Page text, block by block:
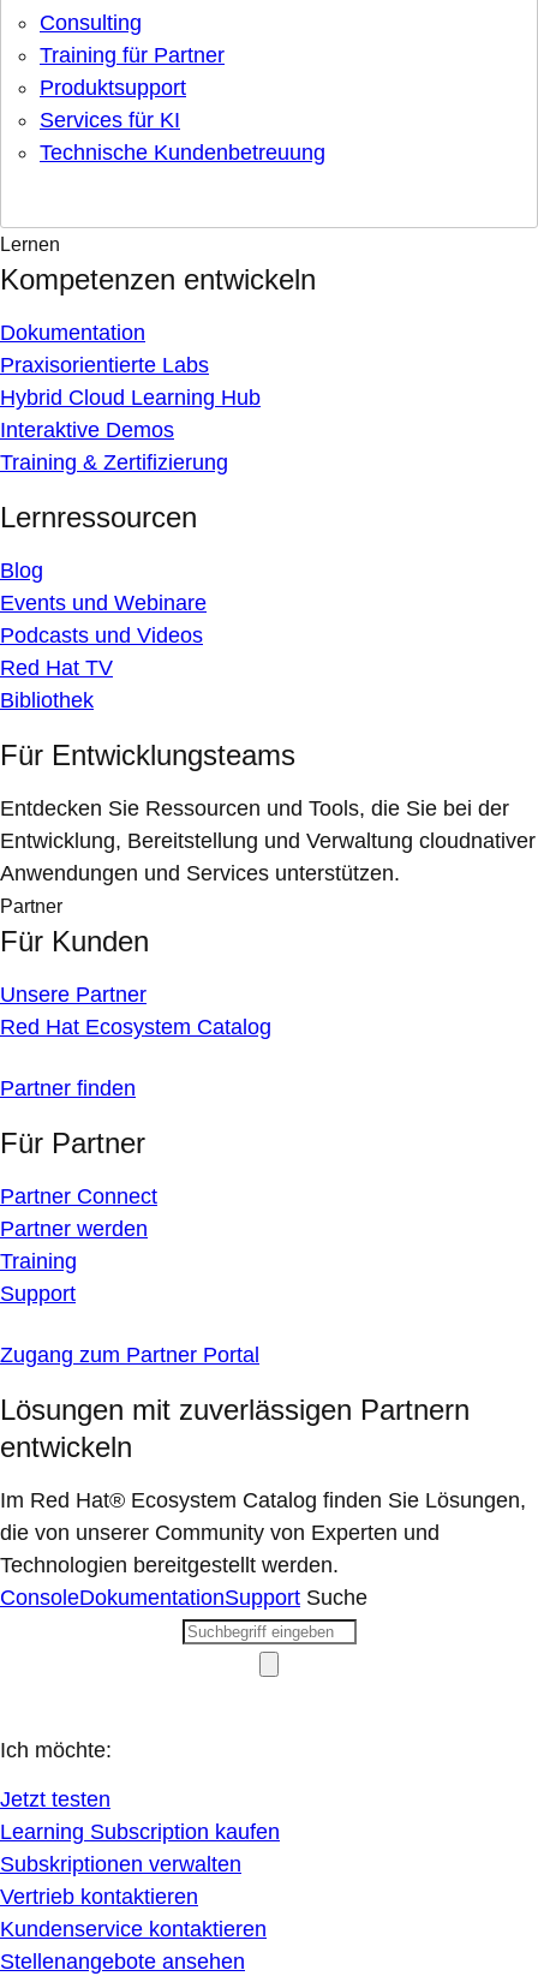
Consulting
Training für Partner
Produktsupport
Services für KI
Technische Kundenbetreuung
Lernen
Kompetenzen entwickeln
Dokumentation
Praxisorientierte Labs
Hybrid Cloud Learning Hub
Interaktive Demos
Training & Zertifizierung
Lernressourcen
Blog
Events und Webinare
Podcasts und Videos
Red Hat TV
Bibliothek
Für Entwicklungsteams
Entdecken Sie Ressourcen und Tools, die Sie bei der
Entwicklung, Bereitstellung und Verwaltung cloudnativer
Anwendungen und Services unterstützen.
Partner
Für Kunden
Unsere Partner
Red Hat Ecosystem Catalog
Partner finden
Für Partner
Partner Connect
Partner werden
Training
Support
Zugang zum Partner Portal
Lösungen mit zuverlässigen Partnern
entwickeln
Im Red Hat® Ecosystem Catalog finden Sie Lösungen,
die von unserer Community von Experten und
Technologien bereitgestellt werden.
ConsoleDokumentationSupport Suche
Ich möchte:
Jetzt testen
Learning Subscription kaufen
Subskriptionen verwalten
Vertrieb kontaktieren
Kundenservice kontaktieren
Stellenangebote ansehen